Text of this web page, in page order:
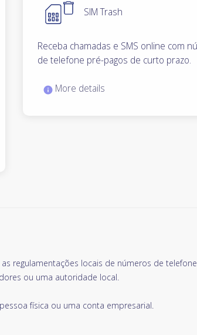
SIM Trash
Receba chamadas e SMS online com
de telefone pré-pagos de curto prazo.
More details
regulamentações locais de números de
ou uma autoridade local.
física ou uma conta empresarial.